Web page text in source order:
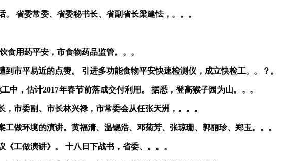
省委常委、省委秘书长、省副省长梁建怯，。。。
用药平安，市食物药品监管。。。
平易近的点赞。 引进多功能食物平安快速检测仪，成立快检工。。？。
，估计2017年春节前落成交付利用。 据悉，登高猴子园为山。。。
市委副、市长林兴禄，市常委会从任张天洲，。。。
环境的演讲。黄福清、温锡浩、邓菊芳、张琼珊、郭丽珍、郑玉。。。
工做演讲》。 十八日下战书，省委、。。。